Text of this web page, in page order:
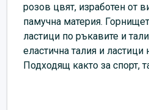
розов цвят, изработен от
памучна материя.
ластици по ръкавите и
еластична талия и ластици
Подходящ както за спорт,